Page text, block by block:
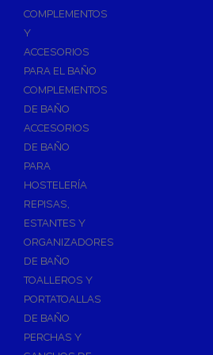
Válvulas para Calefacción
Válv. Mezcladora Termostática
Válvulas Motorizadas
Válvulas de Seguridad
Colectores de Calefacción
Bombas de Calor
Bombas de calor para ACS
Cocinas
Extractores de Cocina
Fregaderos
Grifería de Fregadero
Recambios de fregadero
Contra Incendios
COMPLEMENTOS
Y
ACCESORIOS
PARA EL BAÑO
COMPLEMENTOS
DE BAÑO
ACCESORIOS
DE BAÑO
PARA
HOSTELERÍA
REPISAS,
ESTANTES Y
ORGANIZADORES
DE BAÑO
TOALLEROS Y
PORTATOALLAS
DE BAÑO
PERCHAS Y